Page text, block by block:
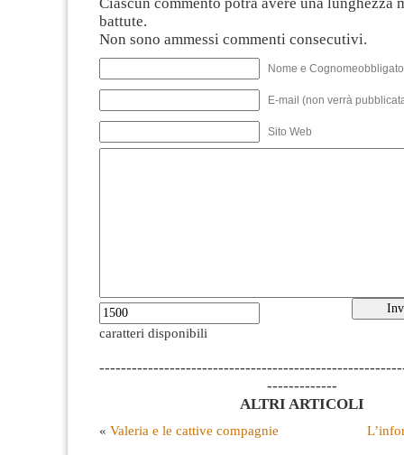
battute.
Non sono ammessi commenti consecutivi.
Nome e
E-mail (non verrà
Sito Web
caratteri disponibili
-------------
ALTRI ARTICOLI
« Valeria e le cattive compagnie